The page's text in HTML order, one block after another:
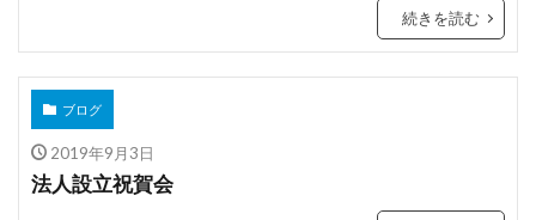
続きを読む
ブログ
2019年9月3日
法人設立祝賀会